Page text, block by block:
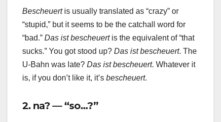
Bescheuertis usually translated as “crazy” or
“stupid,” but it seems to be the catchall word for
“bad.” Das ist bescheuertis the equivalent of “that
sucks.” You got stood up? Das ist bescheuert. The
U-Bahn was late? Das ist bescheuert. Whatever it
is, if you don’t like it, it’s bescheuert.
2. na? — “so…?”